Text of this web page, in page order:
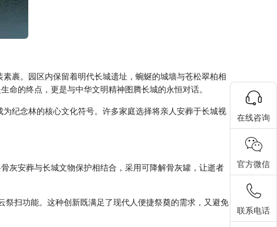
裹。园区内保留着明代长城遗址，蜿蜒的城墙与苍松翠柏相
的终点，更是与中华文明精神图腾长城的永恒对话。
纪念林的核心文化符号。许多家庭选择将亲人安葬于长城视
灰安葬与长城文物保护相结合，采用可降解骨灰罐，让逝者
扫功能。这种创新既满足了现代人便捷祭奠的需求，又避免
在线咨询
官方微信
联系电话